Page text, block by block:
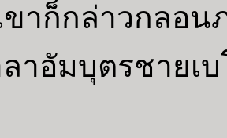
ขาก็กล่าวกลอ
าอัมบุตรชายเ